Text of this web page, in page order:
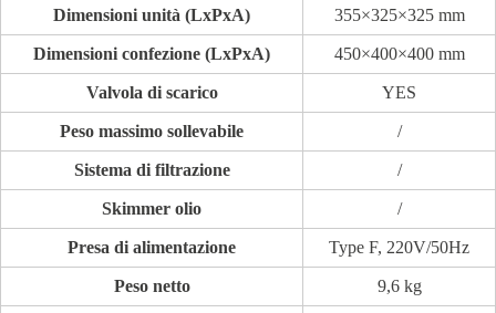
Dimensioni unità (LxPxA) 355×325×325 mm
Dimensioni confezione (LxPxA) 450×400×400 mm
Valvola di scarico YES
Peso massimo sollevabile /
Sistema di filtrazione /
Skimmer olio /
Presa di alimentazione Type F, 220V/50Hz
Peso netto 9,6 kg